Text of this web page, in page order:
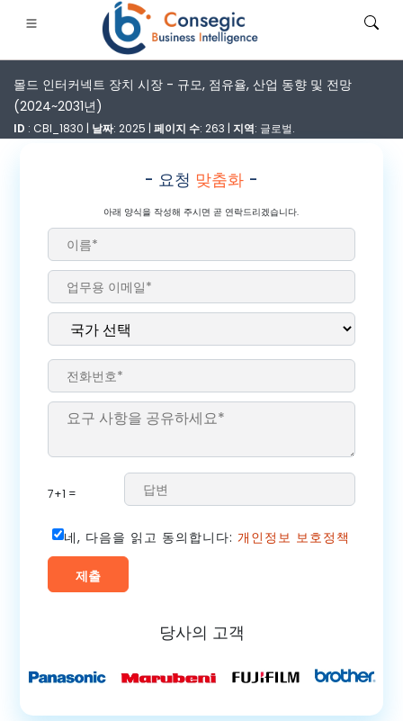
• 에너지 및 전력
• 사례 연구
몰드 인터커넥트 장치 시장 - 규모, 점유율, 산업 동향 및 전망
(2024~2031년)
ID : CBI_1830 | 날짜: 2025 | 페이지 수: 263 | 지역: 글로벌.
- 요청 맞춤화 -
아래 양식을 작성해 주시면 곧 연락드리겠습니다.
7+1 =
네, 다음을 읽고 동의합니다: 개인정보 보호정책
당사의 고객